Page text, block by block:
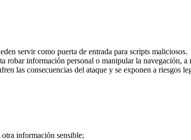
servir como puerta de entrada para scripts maliciosos.
robar información personal o manipular la navegación,
las consecuencias del ataque y se exponen a riesgos
información sensible;